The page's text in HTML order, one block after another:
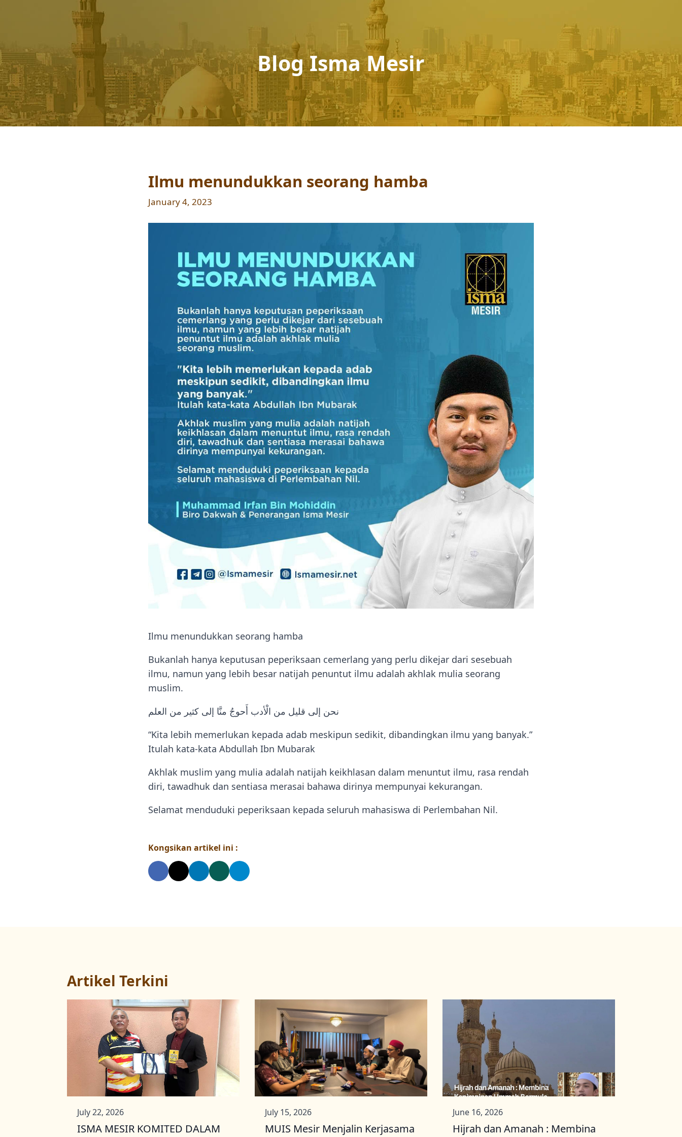
Blog Isma Mesir
Ilmu menundukkan seorang hamba
January 4, 2023
Ilmu menundukkan seorang hamba
Bukanlah hanya keputusan peperiksaan cemerlang yang perlu dikejar dari sesebuah
ilmu, namun yang lebih besar natijah penuntut ilmu adalah akhlak mulia seorang
muslim.
نحن إلى قليل من الْأدب أَحوجُ منَّا إلى كثير من العلم
“Kita lebih memerlukan kepada adab meskipun sedikit, dibandingkan ilmu yang banyak.”
Itulah kata-kata Abdullah Ibn Mubarak
Akhlak muslim yang mulia adalah natijah keikhlasan dalam menuntut ilmu, rasa rendah
diri, tawadhuk dan sentiasa merasai bahawa dirinya mempunyai kekurangan.
Selamat menduduki peperiksaan kepada seluruh mahasiswa di Perlembahan Nil.
Kongsikan artikel ini :
Artikel Terkini
ISMA MESIR KOMITED DALAM
July 22, 2026
MUIS Mesir Menjalin Kerjasama
July 15, 2026
Hijrah dan Amanah : Membina
June 16, 2026